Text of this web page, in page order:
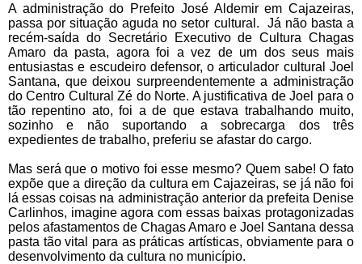
A administração do Prefeito José Aldemir em Cajazeiras,
passa por situação aguda no setor cultural. Já não basta a
recém-saída do Secretário Executivo de Cultura Chagas
Amaro da pasta, agora foi a vez de um dos seus mais
entusiastas e escudeiro defensor, o articulador cultural Joel
Santana, que deixou surpreendentemente a administração
do Centro Cultural Zé do Norte. A justificativa de Joel para o
tão repentino ato, foi a de que estava trabalhando muito,
sozinho e não suportando a sobrecarga dos três
expedientes de trabalho, preferiu se afastar do cargo.
Mas será que o motivo foi esse mesmo? Quem sabe! O fato
expõe que a direção da cultura em Cajazeiras, se já não foi
lá essas coisas na administração anterior da prefeita Denise
Carlinhos, imagine agora com essas baixas protagonizadas
pelos afastamentos de Chagas Amaro e Joel Santana dessa
pasta tão vital para as práticas artísticas, obviamente para o
desenvolvimento da cultura no município.